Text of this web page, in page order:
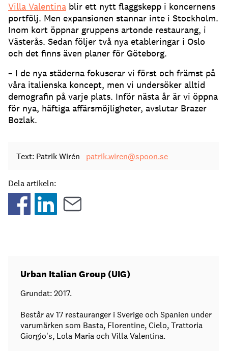
Villa Valentina blir ett nytt flaggskepp i koncernens
portfölj. Men expansionen stannar inte i Stockholm.
Inom kort öppnar gruppens artonde restaurang, i
Västerås. Sedan följer två nya etableringar i Oslo
och det finns även planer för Göteborg.
– I de nya städerna fokuserar vi först och främst på
våra italienska koncept, men vi undersöker alltid
demografin på varje plats. Inför nästa år är vi öppna
för nya, häftiga affärsmöjligheter, avslutar Brazer
Bozlak.
Text: Patrik Wirén patrik.wiren@spoon.se
Dela artikeln:
Urban Italian Group (UIG)
Grundat: 2017.
Består av 17 restauranger i Sverige och Spanien under
varumärken som Basta, Florentine, Cielo, Trattoria
Giorgio's, Lola Maria och Villa Valentina.